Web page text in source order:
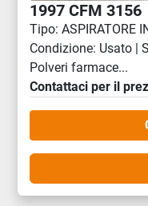
1997 CFM 3156
Tipo: ASPIRATORE
Condizione: Usato |
Polveri farmace...
Contattaci per il